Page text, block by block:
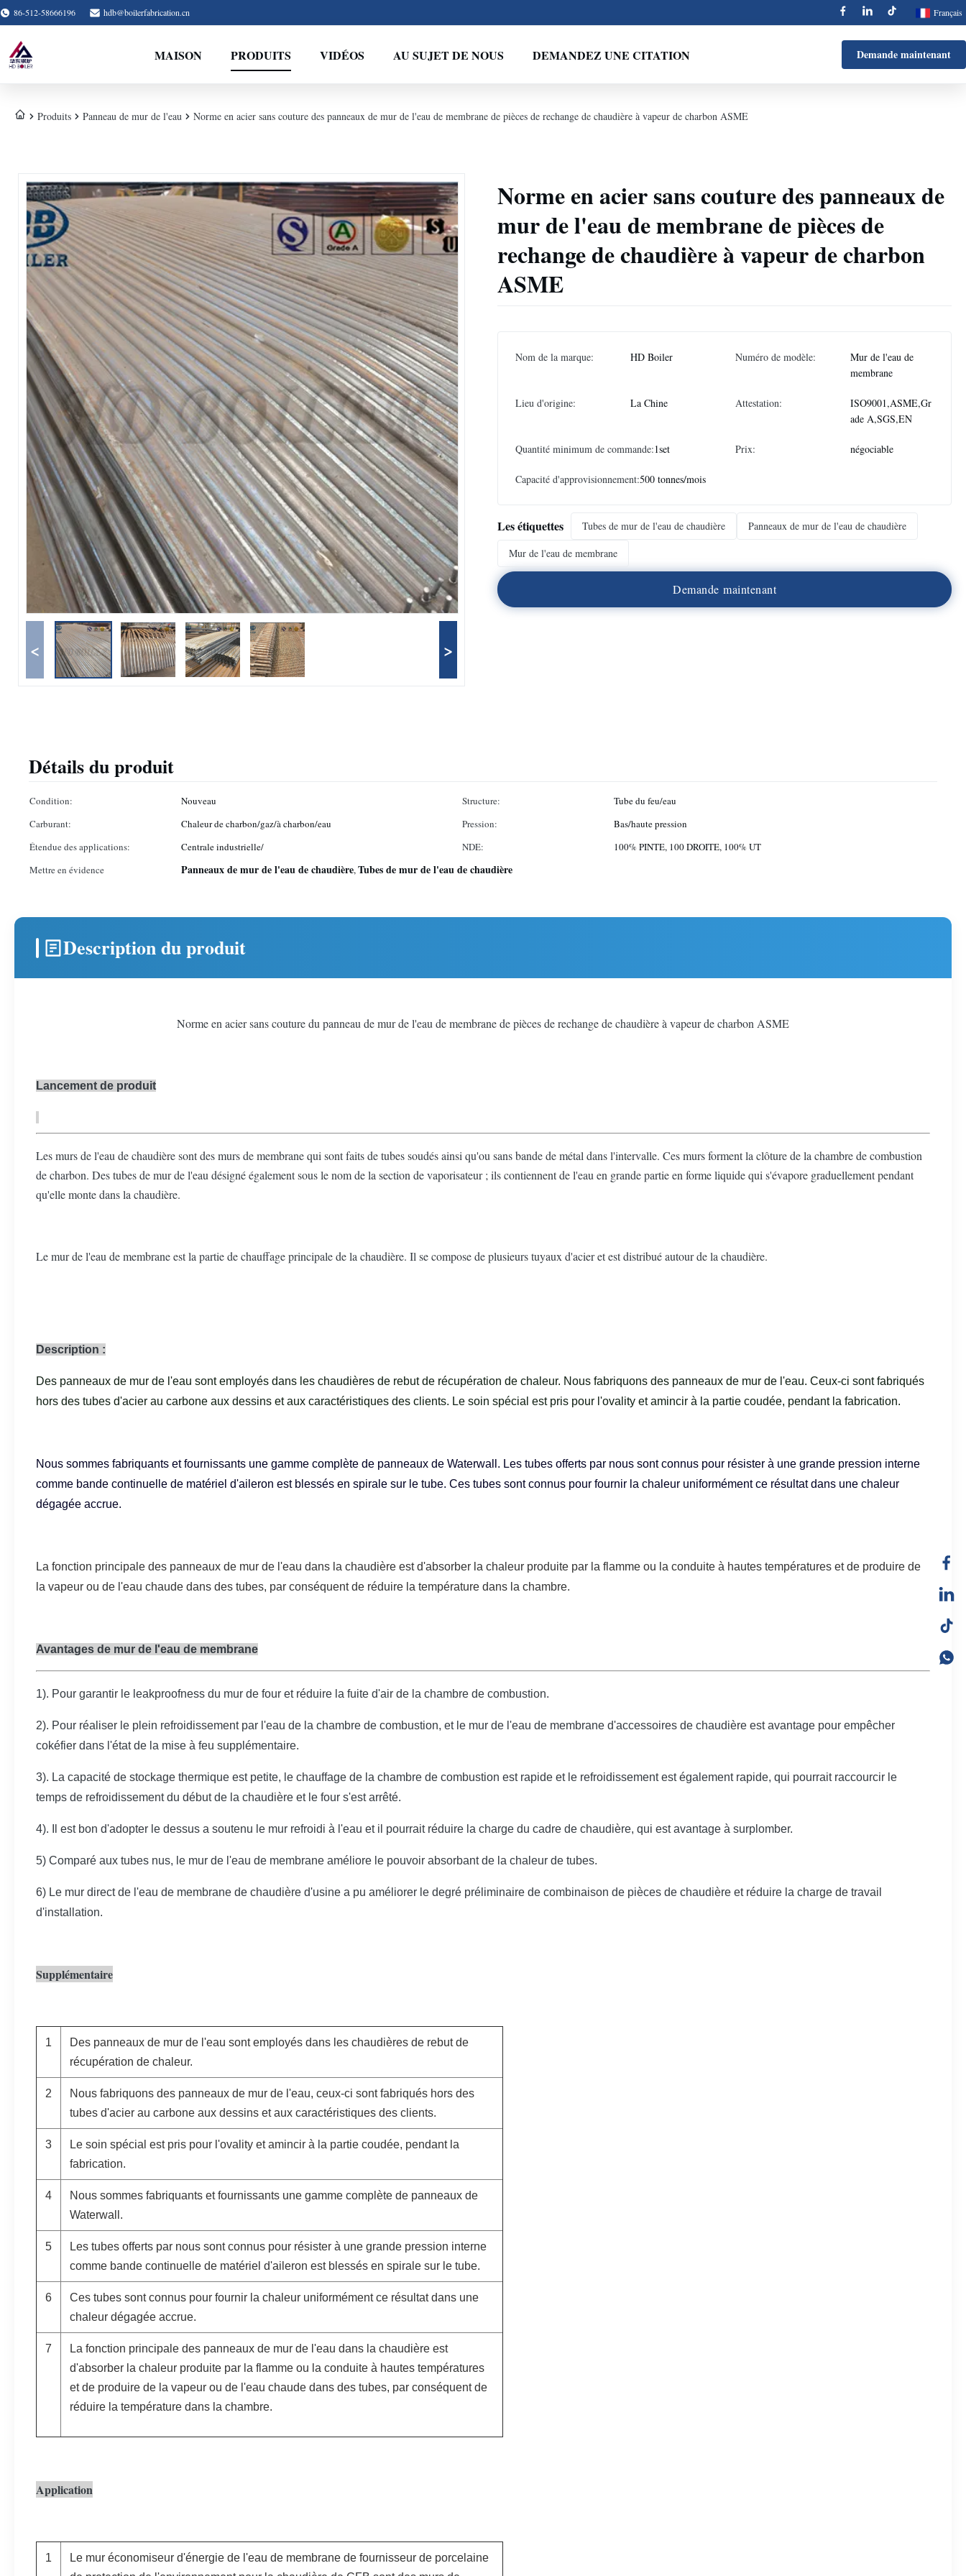
86-512-58666196 hdb@boilerfabrication.cn Français
MAISON PRODUITS VIDÉOS AU SUJET DE NOUS DEMANDEZ UNE CITATION Demande maintenant
Produits Panneau de mur de l'eau Norme en acier sans couture des panneaux de mur de l'eau de membrane de pièces de rechange de chaudière à vapeur de charbon ASME
< >
Norme en acier sans couture des panneaux de
mur de l'eau de membrane de pièces de
rechange de chaudière à vapeur de charbon
ASME
Nom de la marque: HD Boiler Numéro de modèle:
Mur de l'eau de
membrane
Lieu d'origine: La Chine Attestation:
ISO9001,ASME,Gr
ade A,SGS,EN
Quantité minimum de commande:1set Prix: négociable
Capacité d'approvisionnement:500 tonnes/mois
Les étiquettes Tubes de mur de l'eau de chaudière
Panneaux de mur de l'eau de chaudière
Mur de l'eau de membrane
Demande maintenant
Détails du produit
Condition: Nouveau Structure:
Tube du feu/eau
Carburant:
Chaleur de charbon/gaz/à charbon/eau Pression:
Bas/haute pression
Étendue des applications:
Centrale industrielle/ NDE:
100% PINTE, 100 DROITE, 100% UT
Mettre en évidence
Panneaux de mur de l'eau de chaudière,Tubes de mur de l'eau de chaudière
Description du produit
Norme en acier sans couture du panneau de mur de l'eau de membrane de pièces de rechange de chaudière à vapeur de charbon ASME
Lancement de produit
Les murs de l'eau de chaudière sont des murs de membrane qui sont faits de tubes soudés ainsi qu'ou sans bande de métal dans l'intervalle. Ces murs forment la clôture de la chambre de combustion
de charbon. Des tubes de mur de l'eau désigné également sous le nom de la section de vaporisateur ; ils contiennent de l'eau en grande partie en forme liquide qui s'évapore graduellement pendant
qu'elle monte dans la chaudière.
Le mur de l'eau de membrane est la partie de chauffage principale de la chaudière. Il se compose de plusieurs tuyaux d'acier et est distribué autour de la chaudière.
Description :
Des panneaux de mur de l'eau sont employés dans les chaudières de rebut de récupération de chaleur. Nous fabriquons des panneaux de mur de l'eau. Ceux-ci sont fabriqués
hors des tubes d'acier au carbone aux dessins et aux caractéristiques des clients. Le soin spécial est pris pour l'ovality et amincir à la partie coudée, pendant la fabrication.
Nous sommes fabriquants et fournissants une gamme complète de panneaux de Waterwall. Les tubes offerts par nous sont connus pour résister à une grande pression interne
comme bande continuelle de matériel d'aileron est blessés en spirale sur le tube. Ces tubes sont connus pour fournir la chaleur uniformément ce résultat dans une chaleur
dégagée accrue.
La fonction principale des panneaux de mur de l'eau dans la chaudière est d'absorber la chaleur produite par la flamme ou la conduite à hautes températures et de produire de
la vapeur ou de l'eau chaude dans des tubes, par conséquent de réduire la température dans la chambre.
Avantages de mur de l'eau de membrane
1). Pour garantir le leakproofness du mur de four et réduire la fuite d'air de la chambre de combustion.
2). Pour réaliser le plein refroidissement par l'eau de la chambre de combustion, et le mur de l'eau de membrane d'accessoires de chaudière est avantage pour empêcher
cokéfier dans l'état de la mise à feu supplémentaire.
3). La capacité de stockage thermique est petite, le chauffage de la chambre de combustion est rapide et le refroidissement est également rapide, qui pourrait raccourcir le
temps de refroidissement du début de la chaudière et le four s'est arrêté.
4). Il est bon d'adopter le dessus a soutenu le mur refroidi à l'eau et il pourrait réduire la charge du cadre de chaudière, qui est avantage à surplomber.
5) Comparé aux tubes nus, le mur de l'eau de membrane améliore le pouvoir absorbant de la chaleur de tubes.
6) Le mur direct de l'eau de membrane de chaudière d'usine a pu améliorer le degré préliminaire de combinaison de pièces de chaudière et réduire la charge de travail
d'installation.
Supplémentaire
1
Des panneaux de mur de l'eau sont employés dans les chaudières de rebut de
récupération de chaleur.
2
Nous fabriquons des panneaux de mur de l'eau, ceux-ci sont fabriqués hors des
tubes d'acier au carbone aux dessins et aux caractéristiques des clients.
3
Le soin spécial est pris pour l'ovality et amincir à la partie coudée, pendant la
fabrication.
4
Nous sommes fabriquants et fournissants une gamme complète de panneaux de
Waterwall.
5
Les tubes offerts par nous sont connus pour résister à une grande pression interne
comme bande continuelle de matériel d'aileron est blessés en spirale sur le tube.
6
Ces tubes sont connus pour fournir la chaleur uniformément ce résultat dans une
chaleur dégagée accrue.
7
La fonction principale des panneaux de mur de l'eau dans la chaudière est
d'absorber la chaleur produite par la flamme ou la conduite à hautes températures
et de produire de la vapeur ou de l'eau chaude dans des tubes, par conséquent de
réduire la température dans la chambre.
Application
1
Le mur économiseur d'énergie de l'eau de membrane de fournisseur de porcelaine